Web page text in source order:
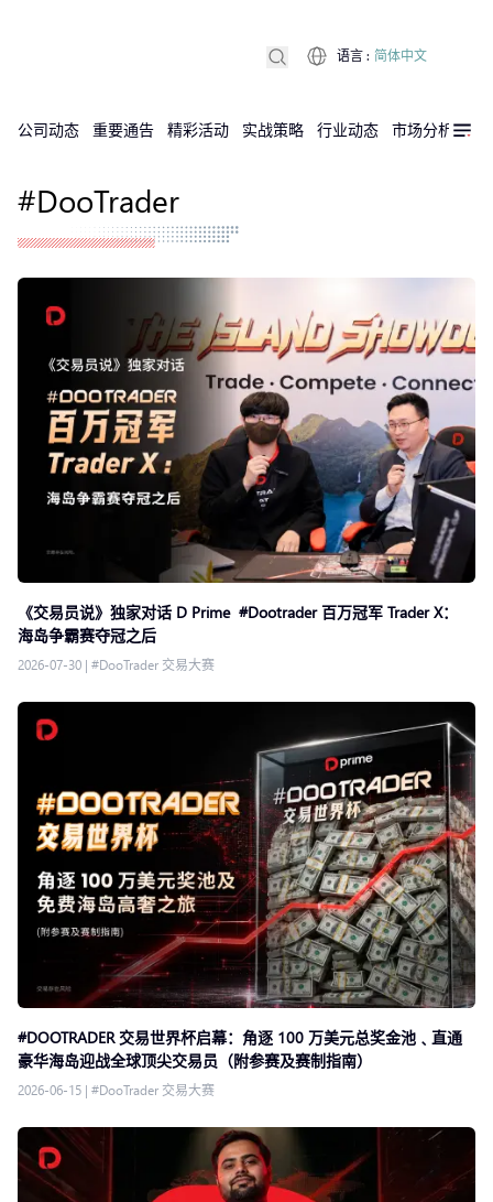
公司动态 重要通告 精彩活动 实战策略 行业动态 市场分析
语言 : 简体中文
#DooTrader
《交易员说》独家对话 D Prime #Dootrader 百万冠军 Trader X：
海岛争霸赛夺冠之后
2026-07-30 | #DooTrader 交易大赛
#DOOTRADER 交易世界杯启幕：角逐 100 万美元总奖金池﹑直通
豪华海岛迎战全球顶尖交易员（附参赛及赛制指南）
2026-06-15 | #DooTrader 交易大赛